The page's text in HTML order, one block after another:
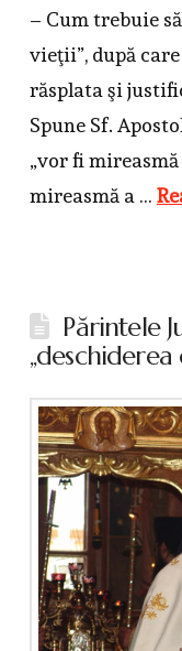
– Cum trebuie
vieţii”, după
răsplata şi
Spune Sf.
„vor fi
mireasmă a …
Părintele
„deschiderea